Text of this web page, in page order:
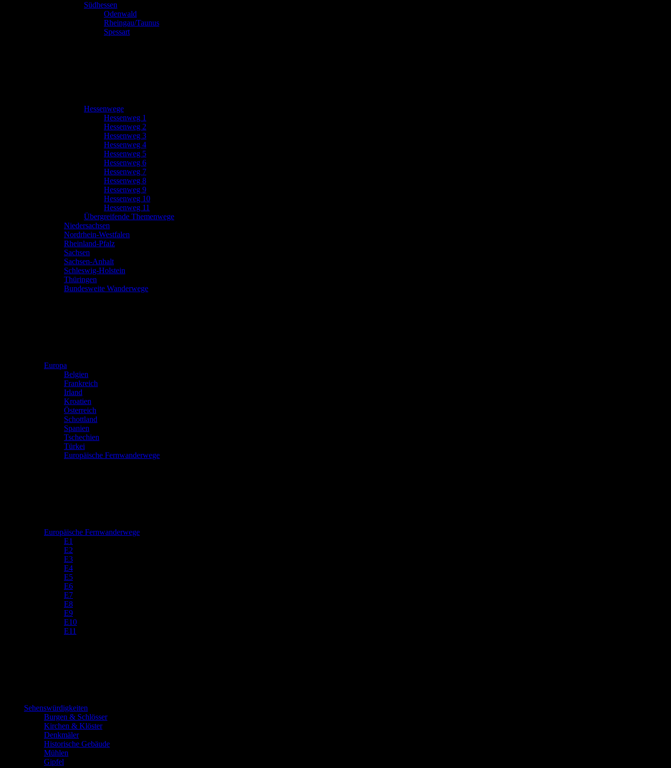
Südhessen
Odenwald
Rheingau/Taunus
Spessart
Hessenwege
Hessenweg 1
Hessenweg 2
Hessenweg 3
Hessenweg 4
Hessenweg 5
Hessenweg 6
Hessenweg 7
Hessenweg 8
Hessenweg 9
Hessenweg 10
Hessenweg 11
Übergreifende Themenwege
Niedersachsen
Nordrhein-Westfalen
Rheinland-Pfalz
Sachsen
Sachsen-Anhalt
Schleswig-Holstein
Thüringen
Bundesweite Wanderwege
Europa
Belgien
Frankreich
Irland
Kroatien
Österreich
Schottland
Spanien
Tschechien
Türkei
Europäische Fernwanderwege
Europäische Fernwanderwege
E1
E2
E3
E4
E5
E6
E7
E8
E9
E10
E11
Sehenswürdigkeiten
Burgen & Schlösser
Kirchen & Klöster
Denkmäler
Historische Gebäude
Mühlen
Gipfel